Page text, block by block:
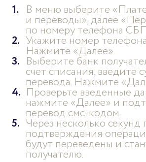
В меню выберите
и переводы», далее
по номеру телефона
Укажите номер
Нажмите «Далее».
Выберите банк
счет списания, введите
перевода. Нажмите
Проверьте введенные
нажмите «Далее» и
перевод смс-кодом.
Через несколько секунд
подтверждения
будут переведены и
получателю.